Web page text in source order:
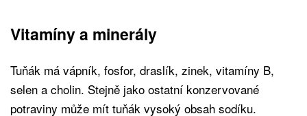
Vitamíny a minerály
Tuňák má vápník, fosfor, draslík, zinek, vitamíny B,
selen a cholin. Stejně jako ostatní konzervované
potraviny může mít tuňák vysoký obsah sodíku.